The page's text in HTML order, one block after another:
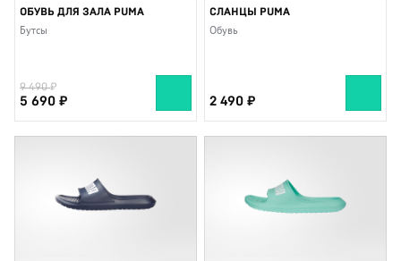
ОБУВЬ ДЛЯ ЗАЛА PUMA
Бутсы
9 490
5 690
СЛАНЦЫ PUMA
Обувь
2 490